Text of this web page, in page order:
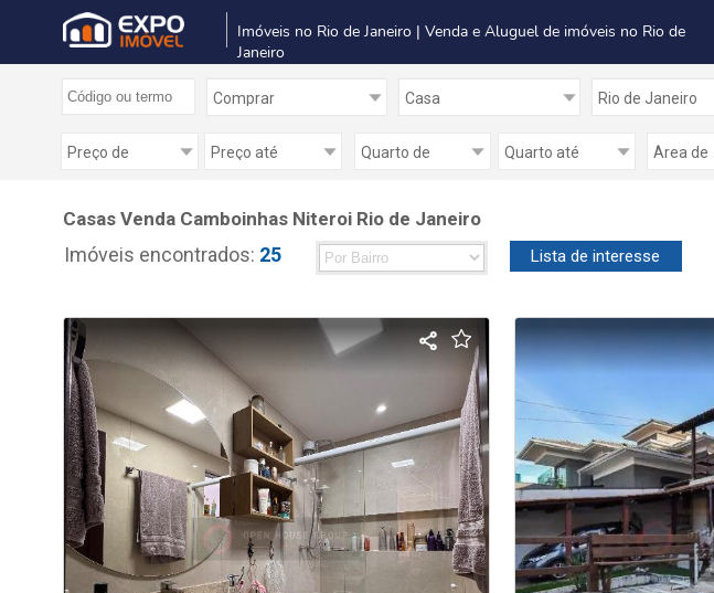
Imóveis no Rio de Janeiro | Venda e Aluguel de imóveis no Rio de
Janeiro
Casas Venda Camboinhas Niteroi Rio de Janeiro
Imóveis encontrados: 25 Lista de interesse